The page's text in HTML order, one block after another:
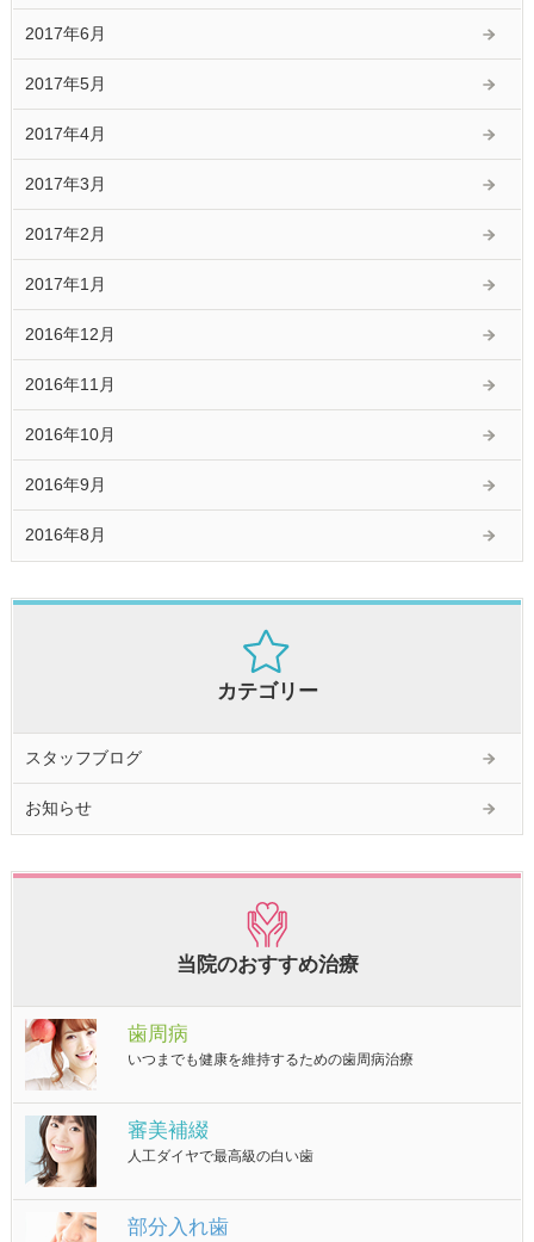
2017年6月
2017年5月
2017年4月
2017年3月
2017年2月
2017年1月
2016年12月
2016年11月
2016年10月
2016年9月
2016年8月
カテゴリー
スタッフブログ
お知らせ
当院のおすすめ治療
歯周病
いつまでも健康を維持するための歯周病治療
審美補綴
人工ダイヤで最高級の白い歯
部分入れ歯